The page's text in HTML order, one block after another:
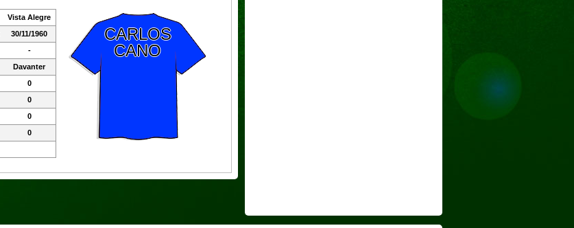
Vista Alegre
30/11/1960
-
Davanter
0
0
0
0
CARLOS
CANO